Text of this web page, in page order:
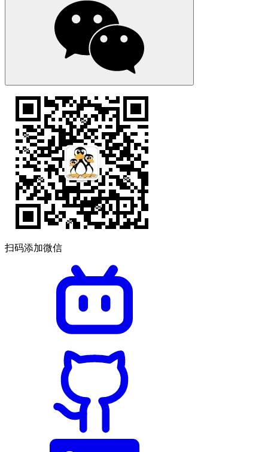
扫码添加微信